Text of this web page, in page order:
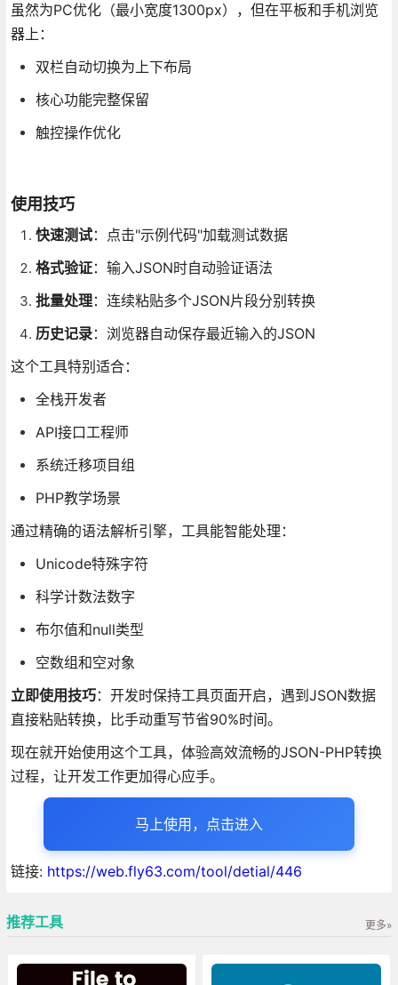
虽然为PC优化（最小宽度1300px），但在平板和手机浏览
器上：
双栏自动切换为上下布局
核心功能完整保留
触控操作优化
使用技巧
快速测试：点击"示例代码"加载测试数据
格式验证：输入JSON时自动验证语法
批量处理：连续粘贴多个JSON片段分别转换
历史记录：浏览器自动保存最近输入的JSON
这个工具特别适合：
全栈开发者
API接口工程师
系统迁移项目组
PHP教学场景
通过精确的语法解析引擎，工具能智能处理：
Unicode特殊字符
科学计数法数字
布尔值和null类型
空数组和空对象
立即使用技巧：开发时保持工具页面开启，遇到JSON数据
直接粘贴转换，比手动重写节省90%时间。
现在就开始使用这个工具，体验高效流畅的JSON-PHP转换
过程，让开发工作更加得心应手。
马上使用，点击进入
链接: https://web.fly63.com/tool/detial/446
推荐工具 更多»